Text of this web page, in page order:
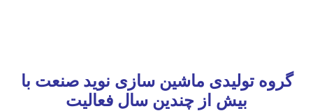
گروه تولیدی ماشین سازی نوید صنعت با
بیش از چندین سال فعالیت